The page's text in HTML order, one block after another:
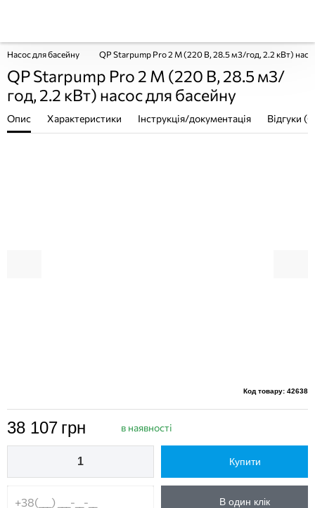
Насос для басейну QP Starpump Pro 2 M (220 В, 28.5 м3/год, 2.2 кВт)
QP Starpump Pro 2 M (220 В, 28.5 м3/
год, 2.2 кВт) насос для басейну
Опис Характеристики Інструкція/документація Відгуки
Код товару: 42638
38 107 грн в наявності
Купити
В один клік